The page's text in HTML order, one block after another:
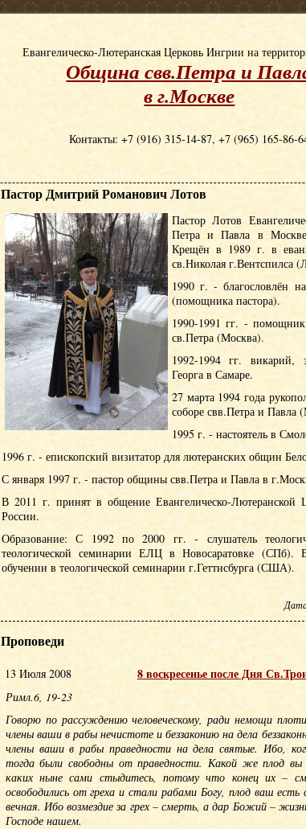
Евангелическо-Лютеранская Церковь Ингрии на
Община свв.Петра и
в г.Москве
Контакты: +7 (916) 315-14-87, +7 (965) 165-86-
Пастор Дмитрий Романович Лотов
Пастор Лотов
Петра и Павла в
Крещён в 1989 г. в
св.Николая г.Вентспилса
1990 г. - благословлён
(помощника пастора).
1990-1991 гг. -
св.Петра (Москва).
1992-1994 гг. викарий,
Георга в Самаре.
27 марта 1994 года
соборе свв.Петра и Павла
1995 г. - настоятель в
1996 г. - епископский визитатор для лютеранских общин
С января 1997 г. - пастор общины свв.Петра и Павла в
В 2011 г. принят в общение Евангелическо-Лютеранской
России.
Образование: С 1992 по 2000 гг. - слушатель
теологической семинарии ЕЛЦ в Новосаратовке (СПб).
обучении в теологической семинарии г.Геттисбурга (США).
Дата
Проповеди
13 Июля 2008 8 воскресенье после Дня
Римл.6, 19-23
Говорю по рассуждению человеческому, ради немощи
члены ваши в рабы нечистоте и беззаконию на дела
члены ваши в рабы праведности на дела святые. Ибо,
тогда были свободны от праведности. Какой же плод вы
каких ныне сами стыдитесь, потому что конец их –
освободились от греха и стали рабами Богу, плод ваш
вечная. Ибо возмездие за грех – смерть, а дар Божий –
Господе нашем.